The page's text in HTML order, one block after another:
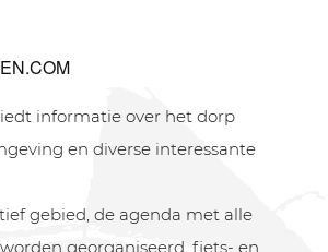
informatie over het dorp
en diverse interessante
gebied, de agenda met alle
georganiseerd, fiets- en